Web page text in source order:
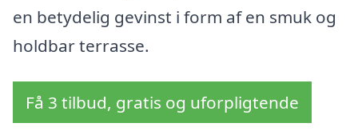
en betydelig gevinst i form af en smuk og
holdbar terrasse.
Få 3 tilbud, gratis og uforpligtende